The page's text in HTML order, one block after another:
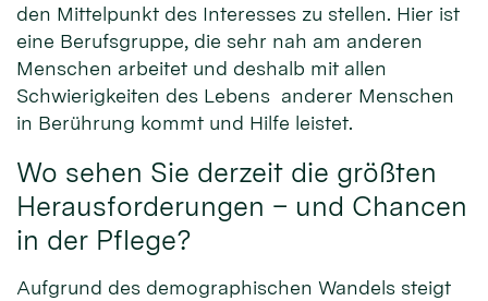
den Mittelpunkt des Interesses zu stellen. Hier ist
eine Berufsgruppe, die sehr nah am anderen
Menschen arbeitet und deshalb mit allen
Schwierigkeiten des Lebens anderer Menschen
in Berührung kommt und Hilfe leistet.
Wo sehen Sie derzeit die größten
Herausforderungen – und Chancen
in der Pflege?
Aufgrund des demographischen Wandels steigt